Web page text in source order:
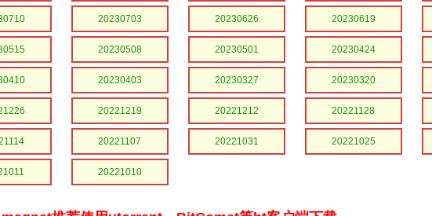
20230703 20230626 20230619
20230508 20230501 20230424
20230403 20230327 20230320
20221219 20221212 20221128
20221107 20221031 20221025
20221010